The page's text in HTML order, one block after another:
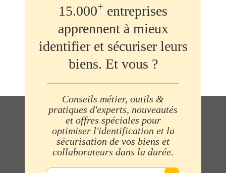
15.000+ entreprises
apprennent à mieux
identifier et sécuriser leurs
biens. Et vous ?
Conseils métier, outils &
pratiques d'experts, nouveautés
et offres spéciales pour
optimiser l'identification et la
sécurisation de vos biens et
collaborateurs dans la durée.